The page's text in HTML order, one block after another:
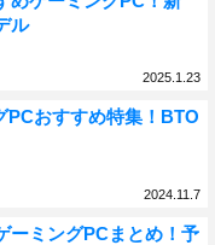
ル
2025.1.23
PCおすすめ特集！BTO
2024.11.7
ーミングPCまとめ！予